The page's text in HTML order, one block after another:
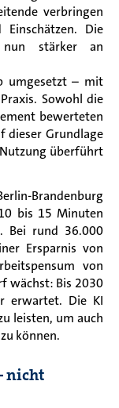
verbringen
Die
nun stärker an
umgesetzt – mit
Sowohl die
bewerteten
dieser Grundlage
überführt
Brandenburg
bis 15 Minuten
Bei rund 36.000
Ersparnis von
von
wächst: Bis 2030
erwartet. Die KI
leisten, um auch
können.
nicht